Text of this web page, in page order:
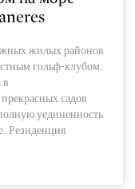
жилых районов
гольф-клубом,
в
садов
уединенность
Резиденция